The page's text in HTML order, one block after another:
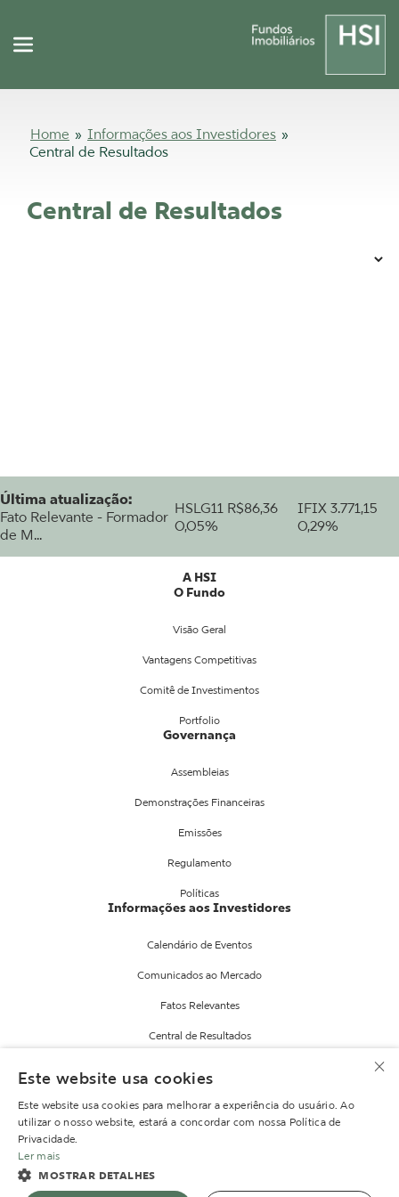
Home » Informações aos Investidores »
Central de Resultados
Central de Resultados
Última atualização:
Fato Relevante - Formador
de M...
HSLG11 R$86,36
0,05%
IFIX 3.771,15
0,29%
A HSI
O Fundo
Visão Geral
Vantagens Competitivas
Comitê de Investimentos
Portfolio
Governança
Assembleias
Demonstrações Financeiras
Emissões
Regulamento
Políticas
Informações aos Investidores
Calendário de Eventos
Comunicados ao Mercado
Fatos Relevantes
Central de Resultados
Serviços RI
Fale com RI
×
Este website usa cookies
Este website usa cookies para melhorar a experiência do usuário. Ao
utilizar o nosso website, estará a concordar com nossa Política de
Privacidade.
Ler mais
MOSTRAR DETALHES